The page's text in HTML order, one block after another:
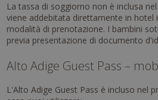
La tassa di soggiorno non è inclusa
viene addebitata direttamente in hotel
modalità di prenotazione. I bambini
previa presentazione di documento
Alto Adige Guest Pass –
L'Alto Adige Guest Pass è incluso nel